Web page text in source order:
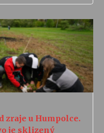
zraje u Humpolce.
je sklizený